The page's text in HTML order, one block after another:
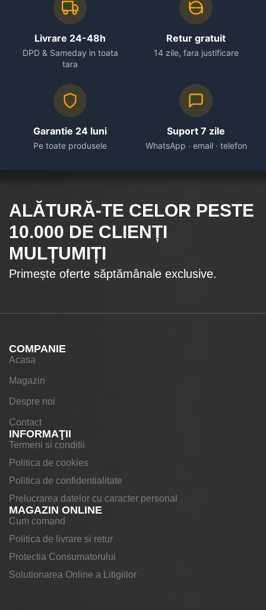
Livrare 24-48h
DPD & Sameday in toata
tara
Retur gratuit
14 zile, fara justificare
Garantie 24 luni
Pe toate produsele
Suport 7 zile
WhatsApp · email · telefon
ALĂTURĂ-TE CELOR PESTE
10.000 DE CLIENȚI
MULȚUMIȚI
Primește oferte săptămânale exclusive.
COMPANIE
Acasa
Magazin
Despre noi
Contact
INFORMAŢII
Termeni si conditii
Politica de cookies
Politica de confidentialitate
Prelucrarea datelor cu caracter personal
MAGAZIN ONLINE
Cum comand
Politica de livrare si retur
Protectia Consumatorului
Solutionarea Online a Litigiilor